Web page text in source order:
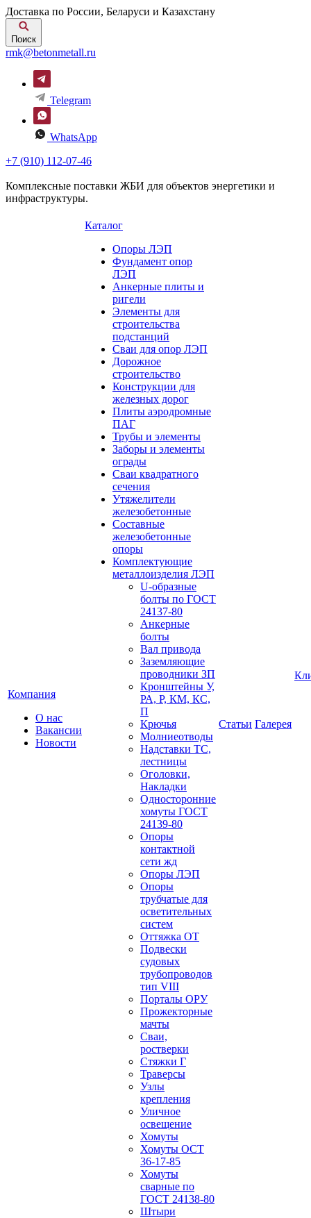
Доставка по России, Беларуси и Казахстану
Поиск
rmk@betonmetall.ru
Telegram
WhatsApp
+7 (910) 112-07-46
Комплексные поставки ЖБИ для объектов энергетики и
инфраструктуры.
Компания
О нас
Вакансии
Новости
Каталог
Опоры ЛЭП
Фундамент опор
ЛЭП
Анкерные плиты и
ригели
Элементы для
строительства
подстанций
Сваи для опор ЛЭП
Дорожное
строительство
Конструкции для
железных дорог
Плиты аэродромные
ПАГ
Трубы и элементы
Заборы и элементы
ограды
Сваи квадратного
сечения
Утяжелители
железобетонные
Составные
железобетонные
опоры
Комплектующие
металлоизделия ЛЭП
U-образные
болты по ГОСТ
24137-80
Анкерные
болты
Вал привода
Заземляющие
проводники ЗП
Кронштейны У,
РА, Р, КМ, КС,
П
Крючья
Молниеотводы
Надставки ТС,
лестницы
Оголовки,
Накладки
Односторонние
хомуты ГОСТ
24139-80
Опоры
контактной
сети жд
Опоры ЛЭП
Опоры
трубчатые для
осветительных
систем
Оттяжка ОТ
Подвески
судовых
трубопроводов
тип VIII
Порталы ОРУ
Прожекторные
мачты
Сваи,
ростверки
Стяжки Г
Траверсы
Узлы
крепления
Уличное
освещение
Хомуты
Хомуты ОСТ
36-17-85
Хомуты
сварные по
ГОСТ 24138-80
Штыри
Статьи Галерея